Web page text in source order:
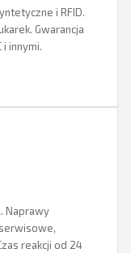
i RFID.
Gwarancja
innymi.
Naprawy
reakcji od 24